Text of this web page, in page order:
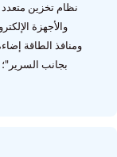
نظام تخزين
والأجهزة
ومنافذ الطاقة
بجانب